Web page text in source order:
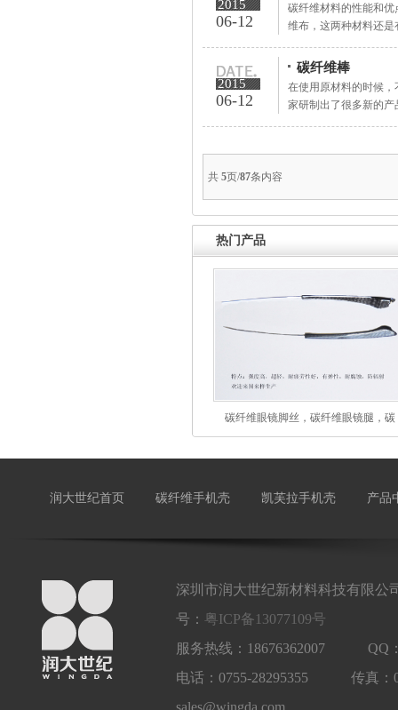
2015
06-12
碳纤维材料的性能和
维布，这两种材料还
2015
06-12
碳纤维棒
在使用原材料的时候
家研制出了很多新的
共 5页/87条内容
热门产品
碳纤维眼镜脚丝，碳纤维眼镜腿，碳
润大世纪首页 碳纤维手机壳 凯芙拉手机壳 产品
深圳市润大世纪新材料科技有限
号： 粤ICP备13077109号
服务热线：18676362007 QQ
电话：0755-28295355 传真
sales@wingda.com